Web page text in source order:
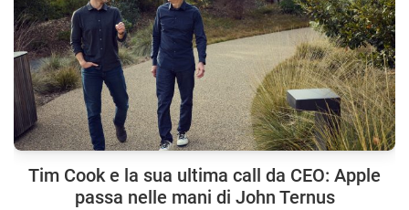
Tim Cook e la sua ultima call da CEO: Apple
passa nelle mani di John Ternus